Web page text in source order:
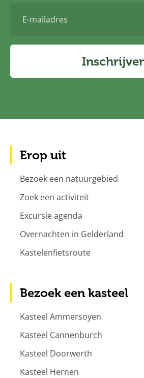
mailadres
Erop uit
Bezoek een natuurgebied
Zoek een activiteit
Excursie agenda
Overnachten in Gelderland
Kastelenfietsroute
Bezoek een kasteel
Kasteel Ammersoyen
Kasteel Cannenburch
Kasteel Doorwerth
Kasteel Hernen